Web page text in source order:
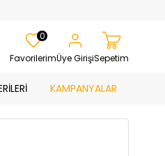
Favorilerim
0
Üye GirişiSepetim
KAMPANYALAR